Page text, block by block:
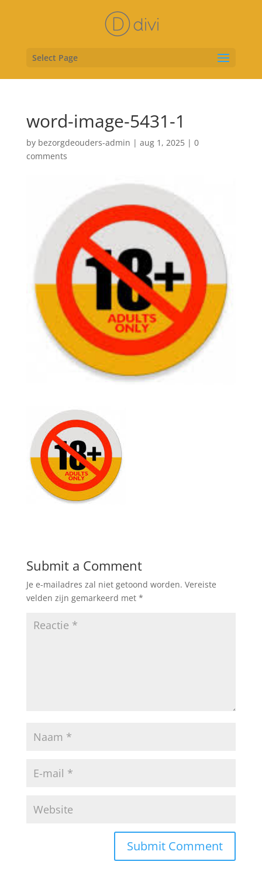
Select Page
word-image-5431-1
by bezorgdeouders-admin | aug 1, 2025| 0
comments
Submit a Comment
Je e-mailadres zal niet getoond worden. Vereiste
velden zijn gemarkeerd met *